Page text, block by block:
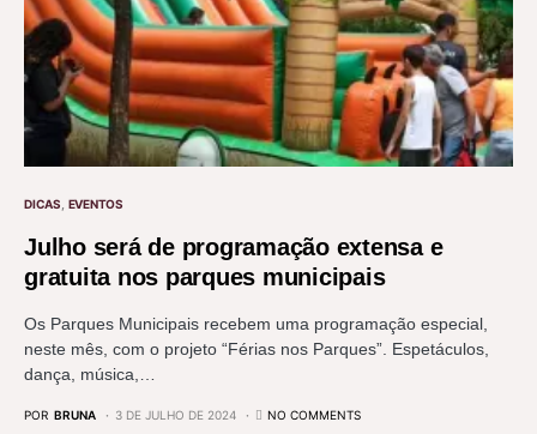
DICAS EVENTOS
Julho será de programação extensa e
gratuita nos parques municipais
Os Parques Municipais recebem uma programação especial,
neste mês, com o projeto “Férias nos Parques”. Espetáculos,
dança, música,…
POR BRUNA 3 DE JULHO DE 2024 NO COMMENTS